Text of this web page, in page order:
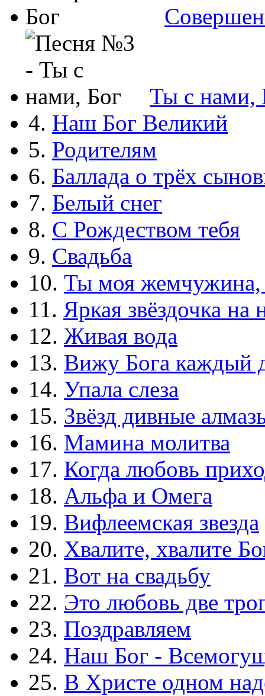
Ты с нами,
4. Наш Бог Великий
5. Родителям
6. Баллада о трёх
7. Белый снег
8. С Рождеством тебя
9. Свадьба
10. Ты моя жемчужина,
11. Яркая звёздочка на
12. Живая вода
13. Вижу Бога каждый
14. Упала слеза
15. Звёзд дивные
16. Мамина молитва
17. Когда любовь
18. Альфа и Омега
19. Вифлеемская звезда
20. Хвалите, хвалите
21. Вот на свадьбу
22. Это любовь две
23. Поздравляем
24. Наш Бог -
25. В Христе одном